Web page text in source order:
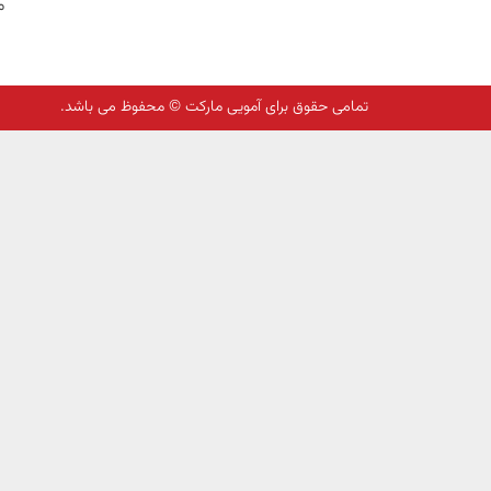
تمامی حقوق برای آمویی مارکت © محفوظ می باشد.